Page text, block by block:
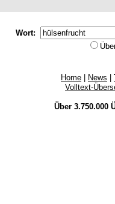
Wort:
Home News
Volltext-
Über 3.750.000